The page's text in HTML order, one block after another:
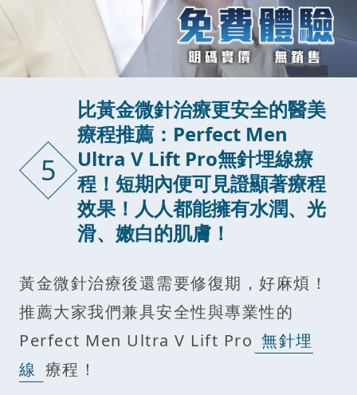
5
比黃金微針治療更安全的醫美
療程推薦：Perfect Men
Ultra V Lift Pro無針埋線療
程！短期內便可見證顯著療程
效果！人人都能擁有水潤、光
滑、嫩白的肌膚！
黃金微針治療後還需要修復期，好麻煩！
推薦大家我們兼具安全性與專業性的
Perfect Men Ultra V Lift Pro 無針埋
線 療程！